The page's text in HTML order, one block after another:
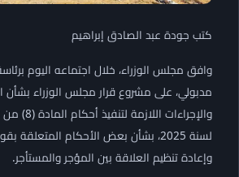
كتب جودة عبد الصادق إبراهيم
وافق مجلس الوزراء، خلال اجتماعه اليوم
مدبولي، على مشروع قرار مجلس الوزراء بشأن
لسنة 2025، بشأن بعض الأحكام المتعلقة
وإعادة تنظيم العلاقة بين المؤجر والمستأجر.